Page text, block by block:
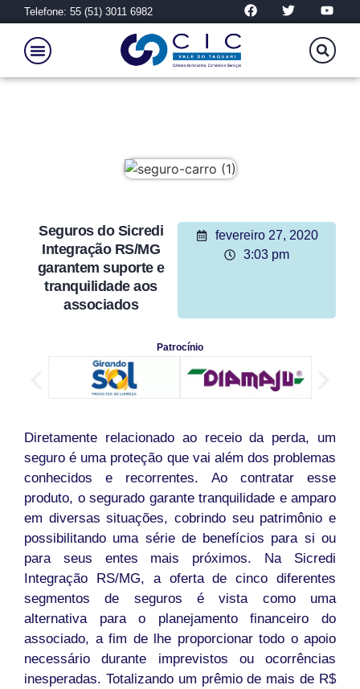
Telefone: 55 (51) 3011 6982
Seguros do Sicredi
Integração RS/MG
garantem suporte e
tranquilidade aos
associados
fevereiro 27, 2020
3:03 pm
Patrocínio
Diretamente relacionado ao receio da perda, um
seguro é uma proteção que vai além dos problemas
conhecidos e recorrentes. Ao contratar esse
produto, o segurado garante tranquilidade e amparo
em diversas situações, cobrindo seu patrimônio e
possibilitando uma série de benefícios para si ou
para seus entes mais próximos. Na Sicredi
Integração RS/MG, a oferta de cinco diferentes
segmentos de seguros é vista como uma
alternativa para o planejamento financeiro do
associado, a fim de lhe proporcionar todo o apoio
necessário durante imprevistos ou ocorrências
inesperadas. Totalizando um prêmio de mais de R$